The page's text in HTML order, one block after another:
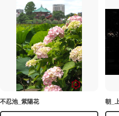
不忍池_紫陽花 朝_